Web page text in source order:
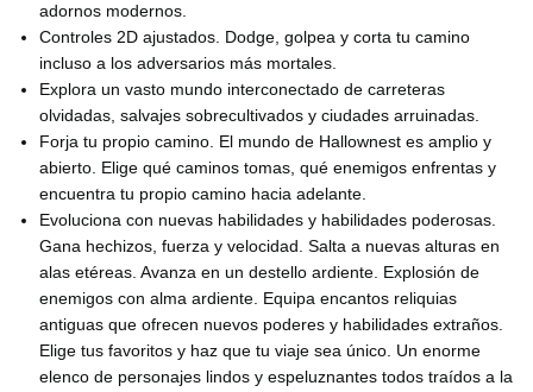
adornos modernos.
Controles 2D ajustados. Dodge, golpea y corta tu camino
incluso a los adversarios más mortales.
Explora un vasto mundo interconectado de carreteras
olvidadas, salvajes sobrecultivados y ciudades arruinadas.
Forja tu propio camino. El mundo de Hallownest es amplio y
abierto. Elige qué caminos tomas, qué enemigos enfrentas y
encuentra tu propio camino hacia adelante.
Evoluciona con nuevas habilidades y habilidades poderosas.
Gana hechizos, fuerza y velocidad. Salta a nuevas alturas en
alas etéreas. Avanza en un destello ardiente. Explosión de
enemigos con alma ardiente. Equipa encantos reliquias
antiguas que ofrecen nuevos poderes y habilidades extraños.
Elige tus favoritos y haz que tu viaje sea único. Un enorme
elenco de personajes lindos y espeluznantes todos traídos a la